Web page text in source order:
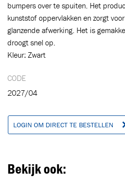
bumpers over te spuiten. Het
kunststof oppervlakken en zorgt
glanzende afwerking. Het is
droogt snel op.
Kleur: Zwart
CODE
2027/04
LOGIN OM DIRECT TE BESTELLEN
Bekijk ook:
Toegevoegd aan